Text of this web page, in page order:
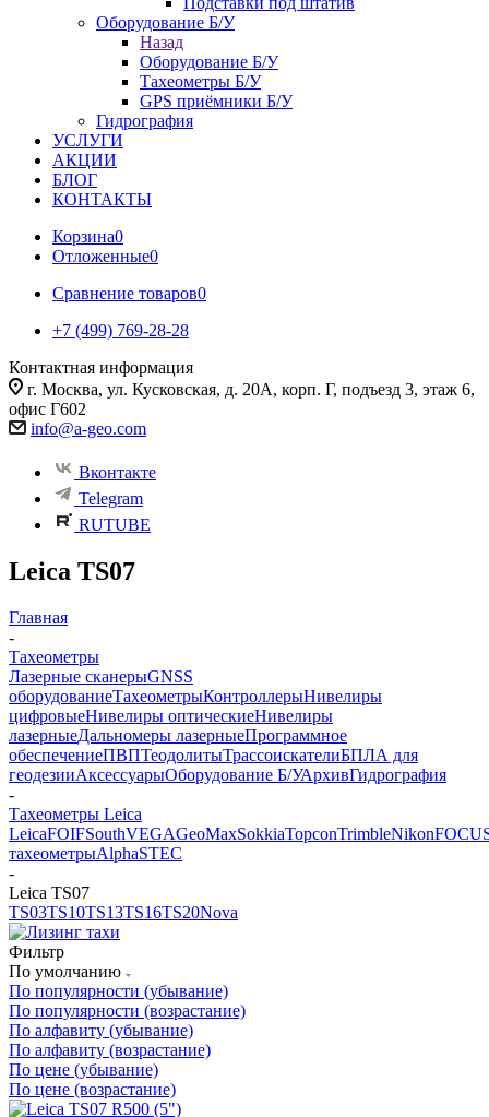
Оборудование Б/У
Назад
Оборудование Б/У
Тахеометры Б/У
GPS приёмники Б/У
Гидрография
УСЛУГИ
АКЦИИ
БЛОГ
КОНТАКТЫ
Корзина0
Отложенные0
Сравнение товаров0
+7 (499) 769-28-28
Контактная информация
г. Москва, ул. Кусковская, д. 20А, корп. Г, подъезд 3, этаж 6,
офис Г602
info@a-geo.com
Вконтакте
Telegram
RUTUBE
Leica TS07
Главная
-
Тахеометры
Лазерные сканерыGNSS
оборудованиеТахеометрыКонтроллерыНивелиры
цифровыеНивелиры оптическиеНивелиры
лазерныеДальномеры лазерныеПрограммное
обеспечениеПВПТеодолитыТрассоискателиБПЛА для
геодезииАксессуарыОборудование Б/УАрхивГидрография
-
Тахеометры Leica
LeicaFOIFSouthVEGAGeoMaxSokkiaTopconTrimbleNikon
тахеометрыAlphaSTEC
-
Leica TS07
TS03TS10TS13TS16TS20Nova
Фильтр
По умолчанию
По популярности (убывание)
По популярности (возрастание)
По алфавиту (убывание)
По алфавиту (возрастание)
По цене (убывание)
По цене (возрастание)